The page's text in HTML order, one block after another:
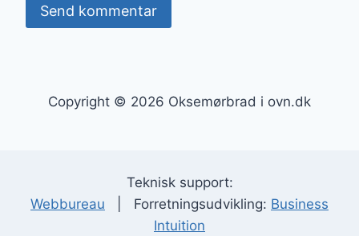
Copyright © 2026 Oksemørbrad i ovn.dk
Teknisk support:
Webbureau | Forretningsudvikling: Business
Intuition